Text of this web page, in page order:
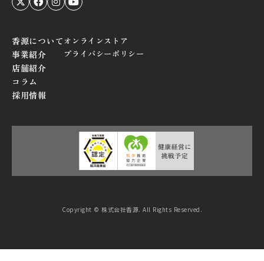
香源について
事業紹介
店舗紹介
コラム
採用情報
オンラインストア
プライバシーポリシー
Copyright © 株式会社香源. All Rights Reserved.